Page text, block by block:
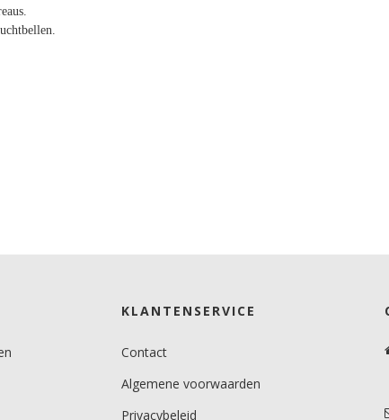
KLANTENSERVICE
Contact
Algemene voorwaarden
Privacybeleid